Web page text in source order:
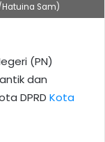
Hatuina Sam)
(PN)
dan
DPRD Kota